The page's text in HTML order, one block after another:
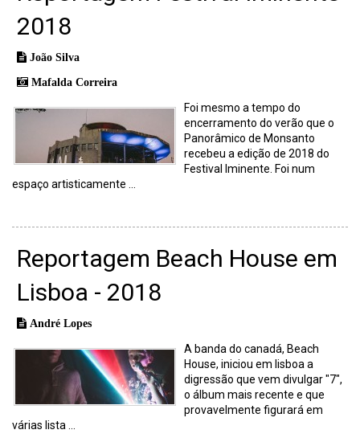
2018
João Silva
Mafalda Correira
Foi mesmo a tempo do
encerramento do verão que o
Panorâmico de Monsanto
recebeu a edição de 2018 do
Festival Iminente. Foi num
espaço artisticamente ...
Reportagem Beach House em
Lisboa - 2018
André Lopes
A banda do canadá, Beach
House, iniciou em lisboa a
digressão que vem divulgar "7",
o álbum mais recente e que
provavelmente figurará em
várias lista ...